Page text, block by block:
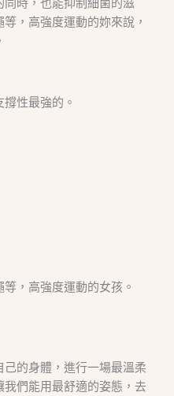
，高強度運動的妳來說，
性最強的。
，高強度運動的女孩。
的身體，進行一場最溫柔
們能用最舒適的姿態，去